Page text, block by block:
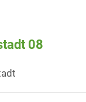
08